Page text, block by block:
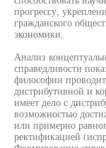
прогрессу,
гражданского
экономики.
Анализ
справедливости
философии
дистрибутивной и
имеет дело с
возможностью
или примерно
ректификацией